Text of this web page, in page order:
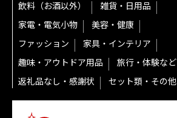
飲料（お酒以外）
雑貨・日用品
家電・電気小物
美容・健康
ファッション
家具・インテリア
趣味・アウトドア用品
旅行・体験など
返礼品なし・感謝状
セット類・その他